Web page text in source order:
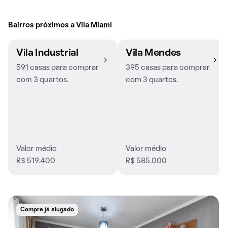
Bairros próximos a Vila Miami
Vila Industrial
591 casas para comprar
com 3 quartos.
Valor médio
R$ 519.400
Vila Mendes
395 casas para comprar
com 3 quartos.
Valor médio
R$ 585.000
Compre já alugado